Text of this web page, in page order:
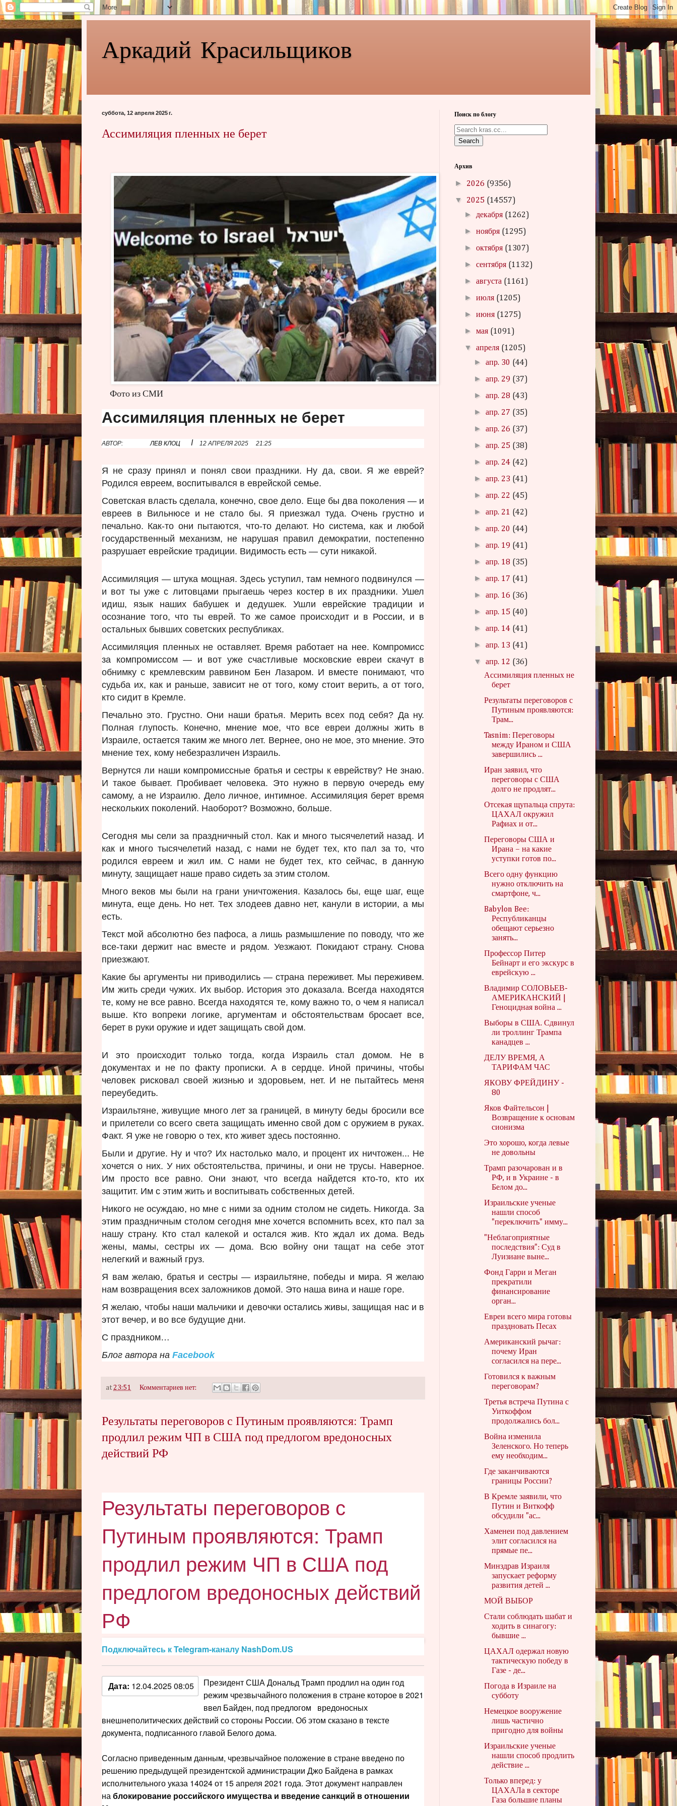
Аркадий Красильщиков
суббота, 12 апреля 2025 г.
Ассимиляция пленных не берет
Фото из СМИ
Ассимиляция пленных не берет
АВТОР: ЛЕВ КЛОЦ I 12 АПРЕЛЯ 2025 21:25
Я не сразу принял и понял свои праздники. Ну да, свои. Я же еврей?
Родился евреем, воспитывался в еврейской семье.
Советская власть сделала, конечно, свое дело. Еще бы два поколения — и
евреев в Вильнюсе и не стало бы. Я приезжал туда. Очень грустно и
печально. Как-то они пытаются, что-то делают. Но система, как и любой
государственный механизм, не нарушая правил демократии, постепенно
разрушает еврейские традиции. Видимость есть — сути никакой.
Ассимиляция — штука мощная. Здесь уступил, там немного подвинулся —
и вот ты уже с литовцами прыгаешь через костер в их праздники. Ушел
идиш, язык наших бабушек и дедушек. Ушли еврейские традиции и
осознание того, что ты еврей. То же самое происходит и в России, и в
остальных бывших советских республиках.
Ассимиляция пленных не оставляет. Время работает на нее. Компромисс
за компромиссом — и вот уже счастливые московские евреи скачут в
обнимку с кремлевским раввином Бен Лазаром. И вместе понимают, что
судьба их, как и раньше, зависит не от того, кому стоит верить, а от того,
кто сидит в Кремле.
Печально это. Грустно. Они наши братья. Мерить всех под себя? Да ну.
Полная глупость. Конечно, мнение мое, что все евреи должны жить в
Израиле, остается таким же много лет. Вернее, оно не мое, это мнение. Это
мнение тех, кому небезразличен Израиль.
Вернутся ли наши компромиссные братья и сестры к еврейству? Не знаю.
И такое бывает. Пробивает человека. Это нужно в первую очередь ему
самому, а не Израилю. Дело личное, интимное. Ассимиляция берет время
нескольких поколений. Наоборот? Возможно, больше.
Сегодня мы сели за праздничный стол. Как и много тысячелетий назад. И
как и много тысячелетий назад, с нами не будет тех, кто пал за то, что
родился евреем и жил им. С нами не будет тех, кто сейчас, в данную
минуту, защищает наше право сидеть за этим столом.
Много веков мы были на грани уничтожения. Казалось бы, еще шаг, еще
минута, еще день. Но нет. Тех злодеев давно нет, канули в истории, а мы
есть.
Текст мой абсолютно без пафоса, а лишь размышление по поводу, что же
все-таки держит нас вместе и рядом. Уезжают. Покидают страну. Снова
приезжают.
Какие бы аргументы ни приводились — страна переживет. Мы переживем.
Им жить среди чужих. Их выбор. История это доказала. Всегда находятся
те, кому не все равно. Всегда находятся те, кому важно то, о чем я написал
выше. Кто вопреки логике, аргументам и обстоятельствам бросает все,
берет в руки оружие и идет защищать свой дом.
И это происходит только тогда, когда Израиль стал домом. Не в
документах и не по факту прописки. А в сердце. Иной причины, чтобы
человек рисковал своей жизнью и здоровьем, нет. И не пытайтесь меня
переубедить.
Израильтяне, живущие много лет за границей, в минуту беды бросили все
и прилетели со всего света защищать именно свой дом с оружием в руках.
Факт. Я уже не говорю о тех, кто живет здесь постоянно.
Были и другие. Ну и что? Их настолько мало, и процент их ничтожен... Не
хочется о них. У них обстоятельства, причины, и они не трусы. Наверное.
Им просто все равно. Они знают, что всегда найдется кто-то, кто их
защитит. Им с этим жить и воспитывать собственных детей.
Никого не осуждаю, но мне с ними за одним столом не сидеть. Никогда. За
этим праздничным столом сегодня мне хочется вспомнить всех, кто пал за
нашу страну. Кто стал калекой и остался жив. Кто ждал их дома. Ведь
жены, мамы, сестры их — дома. Всю войну они тащат на себе этот
нелегкий и важный груз.
Я вам желаю, братья и сестры — израильтяне, победы и мира. Я желаю
нам возвращения всех заложников домой. Это наша вина и наше горе.
Я желаю, чтобы наши мальчики и девочки остались живы, защищая нас и в
этот вечер, и во все будущие дни.
С праздником…
Блог автора на Facebook
at23:51 Комментариев нет:
Результаты переговоров с Путиным проявляются: Трамп
продлил режим ЧП в США под предлогом вредоносных
действий РФ
Результаты переговоров с
Путиным проявляются: Трамп
продлил режим ЧП в США под
предлогом вредоносных действий
РФ
Подключайтесь к Telegram-каналу NashDom.US
Дата: 12.04.2025 08:05
Президент США Дональд Трамп продлил на один год
режим чрезвычайного положения в стране которое в 2021
ввел Байден, под предлогом вредоносных
внешнеполитических действий со стороны России. Об этом сказано в тексте
документа, подписанного главой Белого дома.
Согласно приведенным данным, чрезвычайное положение в стране введено по
решению предыдущей президентской администрации Джо Байдена в рамках
исполнительного указа 14024 от 15 апреля 2021 года. Этот документ направлен
наблокирование российского имущества и введение санкций в отношении
Поиск по блогу
Search
Архив
► 2026 (9356)
▼ 2025 (14557)
► декабря (1262)
►ноября (1295)
►октября (1307)
►сентября (1132)
►августа (1161)
►июля (1205)
►июня (1275)
►мая (1091)
▼апреля (1205)
►апр. 30 (44)
►апр. 29 (37)
►апр. 28 (43)
►апр. 27 (35)
►апр. 26 (37)
►апр. 25 (38)
►апр. 24 (42)
►апр. 23 (41)
►апр. 22 (45)
►апр. 21 (42)
►апр. 20 (44)
►апр. 19 (41)
►апр. 18 (35)
►апр. 17 (41)
►апр. 16 (36)
►апр. 15 (40)
►апр. 14 (41)
►апр. 13 (41)
▼апр. 12 (36)
Ассимиляция пленных не
берет
Результаты переговоров с
Путиным проявляются:
Трам...
Tasnim: Переговоры
между Ираном и США
завершились ...
Иран заявил, что
переговоры с США
долго не продлят...
Отсекая щупальца спрута:
ЦАХАЛ окружил
Рафиах и от...
Переговоры США и
Ирана – на какие
уступки готов по...
Всего одну функцию
нужно отключить на
смартфоне, ч...
Babylon Bee:
Республиканцы
обещают серьезно
занять...
Профессор Питер
Бейнарт и его экскурс в
еврейскую ...
Владимир СОЛОВЬЕВ-
АМЕРИКАНСКИЙ |
Геноцидная война ...
Выборы в США. Сдвинул
ли троллинг Трампа
канадцев ...
ДЕЛУ ВРЕМЯ, А
ТАРИФАМ ЧАС
ЯКОВУ ФРЕЙДИНУ -
80
Яков Файтельсон |
Возвращение к основам
сионизма
Это хорошо, когда левые
не довольны
Трамп разочарован и в
РФ, и в Украине - в
Белом до...
Израильские ученые
нашли способ
"переключить" имму...
"Неблагоприятные
последствия": Суд в
Луизиане выне...
Фонд Гарри и Меган
прекратили
финансирование
орган...
Евреи всего мира готовы
праздновать Песах
Американский рычаг:
почему Иран
согласился на пере...
Готовился к важным
переговорам?
Третья встреча Путина с
Уиткоффом
продолжались бол...
Война изменила
Зеленского. Но теперь
ему необходим...
Где заканчиваются
границы России?
В Кремле заявили, что
Путин и Виткофф
обсудили "ас...
Хаменеи под давлением
элит согласился на
прямые пе...
Минздрав Израиля
запускает реформу
развития детей ...
МОЙ ВЫБОР
Стали соблюдать шабат и
ходить в синагогу:
бывшие ...
ЦАХАЛ одержал новую
тактическую победу в
Газе - де...
Погода в Израиле на
субботу
Немецкое вооружение
лишь частично
пригодно для войны
Израильские ученые
нашли способ продлить
действие ...
Только вперед: у
ЦАХАЛа в секторе
Газа большие планы